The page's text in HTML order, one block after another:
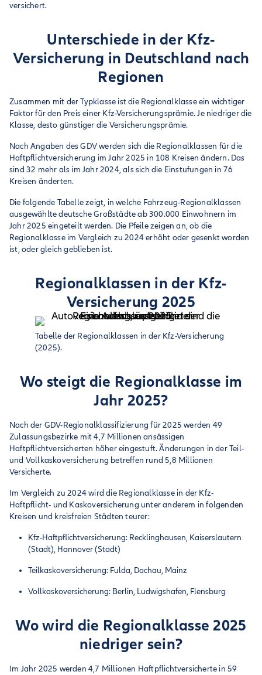
versichert.
Unterschiede in der Kfz-
Versicherung in Deutschland nach
Regionen
Zusammen mit der Typklasse ist die Regionalklasse ein wichtiger
Faktor für den Preis einer Kfz-Versicherungsprämie. Je niedriger die
Klasse, desto günstiger die Versicherungsprämie.
Nach Angaben des GDV werden sich die Regionalklassen für die
Haftpflichtversicherung im Jahr 2025 in 108 Kreisen ändern. Das
sind 32 mehr als im Jahr 2024, als sich die Einstufungen in 76
Kreisen änderten.
Die folgende Tabelle zeigt, in welche Fahrzeug-Regionalklassen
ausgewählte deutsche Großstädte ab 300.000 Einwohnern im
Jahr 2025 eingeteilt werden. Die Pfeile zeigen an, ob die
Regionalklasse im Vergleich zu 2024 erhöht oder gesenkt worden
ist, oder gleich geblieben ist.
Regionalklassen in der Kfz-
Versicherung 2025
Tabelle der Regionalklassen in der Kfz-Versicherung
(2025).
Wo steigt die Regionalklasse im
Jahr 2025?
Nach der GDV-Regionalklassifizierung für 2025 werden 49
Zulassungsbezirke mit 4,7 Millionen ansässigen
Haftpflichtversicherten höher eingestuft. Änderungen in der Teil-
und Vollkaskoversicherung betreffen rund 5,8 Millionen
Versicherte.
Im Vergleich zu 2024 wird die Regionalklasse in der Kfz-
Haftpflicht- und Kaskoversicherung unter anderem in folgenden
Kreisen und kreisfreien Städten teurer:
Kfz-Haftpflichtversicherung: Recklinghausen, Kaiserslautern
(Stadt), Hannover (Stadt)
Teilkaskoversicherung: Fulda, Dachau, Mainz
Vollkaskoversicherung: Berlin, Ludwigshafen, Flensburg
Wo wird die Regionalklasse 2025
niedriger sein?
Im Jahr 2025 werden 4,7 Millionen Haftpflichtversicherte in 59